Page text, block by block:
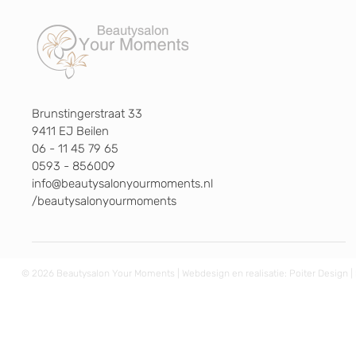
Brunstingerstraat 33
9411 EJ Beilen
06 - 11 45 79 65
0593 - 856009
info@beautysalonyourmoments.nl
/beautysalonyourmoments
© 2026 Beautysalon Your Moments | Webdesign en realisatie: Poiter Design